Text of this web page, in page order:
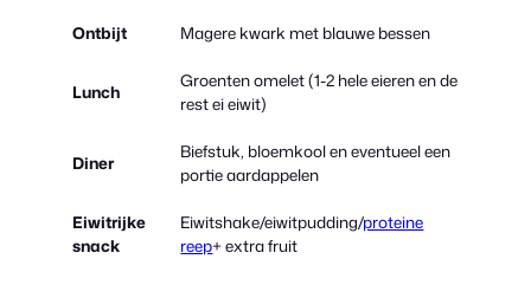
Ontbijt Magere kwark met blauwe bessen
Lunch
Groenten omelet (1-2 hele eieren en de
rest ei eiwit)
Diner
Biefstuk, bloemkool en eventueel een
portie aardappelen
Eiwitrijke
snack
Eiwitshake/eiwitpudding/proteine
reep+ extra fruit